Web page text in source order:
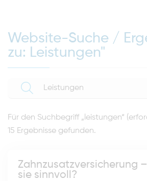
Website-Suche /
zu: Leistungen"
Für den Suchbegriff „ leistungen“
15 Ergebnisse gefunden.
Zahnzusatzversicherung
sie sinnvoll?